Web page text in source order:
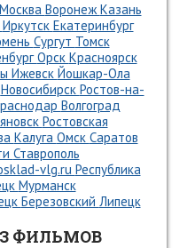
Москва ВоронежКазань
Иркутск Екатеринбург
Сургут Томск
Орск Красноярск
Ижевск Йошкар-Ола
Новосибирск Ростов-на-
Волгоград
Ростовская
Калуга Омск Саратов
Ставрополь
vlg.ru Республика
Мурманск
Березовский Липецк
ФИЛЬМОВ